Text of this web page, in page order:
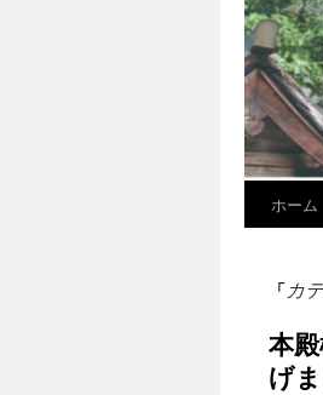
ホーム
「 カ
本
げま